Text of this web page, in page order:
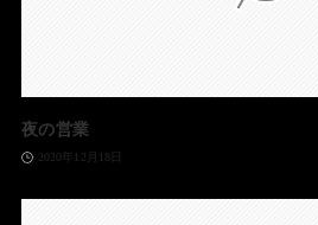
夜の営業
2020年12月18日